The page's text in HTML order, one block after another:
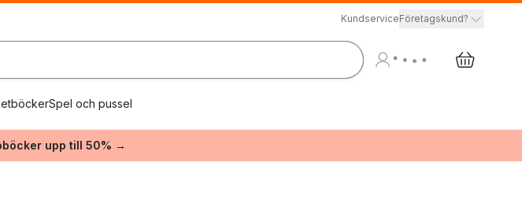
KundserviceFöretagskund?
Spel och pussel
upp till 50% →